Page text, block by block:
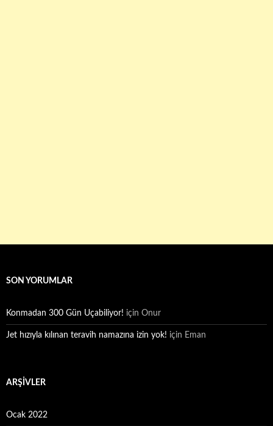
SON YORUMLAR
Konmadan 300 Gün Uçabiliyor! için Onur
Jet hızıyla kılınan teravih namazına izin yok! için Eman
ARŞIVLER
Ocak 2022